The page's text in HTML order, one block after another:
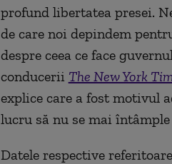
profund libertatea presei.
de care noi depindem
despre ceea ce face
conducerii The New York
explice care a fost motivul
lucru să nu se mai
Datele respective